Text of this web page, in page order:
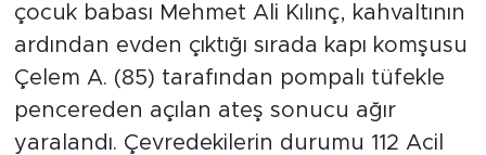
çocuk babası Mehmet Ali Kılınç, kahvaltının
ardından evden çıktığı sırada kapı komşusu
Çelem A. (85) tarafından pompalı tüfekle
pencereden açılan ateş sonucu ağır
yaralandı. Çevredekilerin durumu 112 Acil